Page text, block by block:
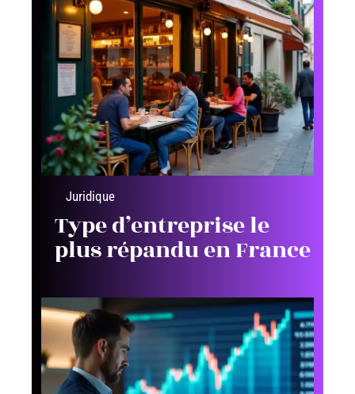
Juridique
Type d’entreprise le
plus répandu en France